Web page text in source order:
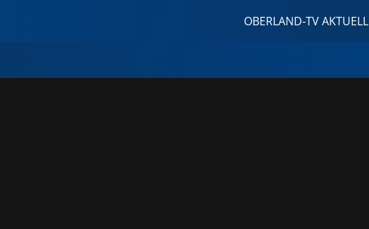
OBERLAND-TV AKTUELL